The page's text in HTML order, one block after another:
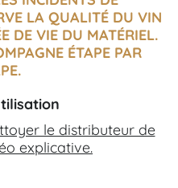
LA QUALITÉ DU VIN
DE VIE DU MATÉRIEL.
ÉTAPE PAR
le distributeur de
explicative.